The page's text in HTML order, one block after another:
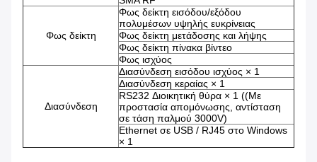
Φως δείκτη
Φως δείκτη εισόδου/εξόδου
πολυμέσων υψηλής ευκρίνειας
Φως δείκτη μετάδοσης και λήψης
Φως δείκτη πίνακα βίντεο
Φως ισχύος
Διασύνδεση
Διασύνδεση εισόδου ισχύος × 1
Διασύνδεση κεραίας × 1
RS232 Διοικητική θύρα × 1 ((Με
προστασία απομόνωσης, αντίσταση
σε τάση παλμού 3000V)
Ethernet σε USB / RJ45 στο Windows
× 1